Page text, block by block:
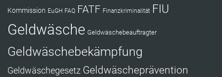
Kommission EuGH FAQ FATF Finanzkriminalität FIU
Geldwäsche Geldwäschebeauftragter
Geldwäschebekämpfung
Geldwäschegesetz Geldwäscheprävention